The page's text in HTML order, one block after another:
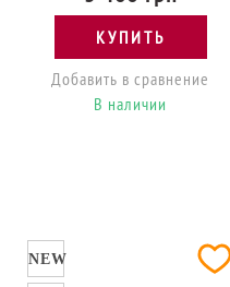
КУПИТЬ
Добавить в сравнение
В наличии
NEW